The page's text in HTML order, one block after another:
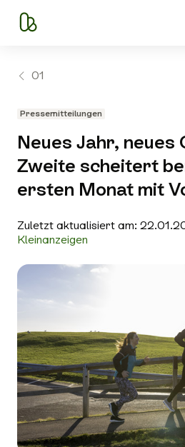
01
Pressemitteilungen
Neues Jahr, neues
Zweite scheitert
ersten Monat mit
Zuletzt aktualisiert am:
Kleinanzeigen